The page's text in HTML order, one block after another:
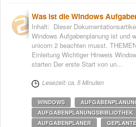
Was ist die Windows
Inhalt: Dieser
Windows Aufgabenplanung ist und
unicorn 2 beachten musst.
Einleitung Wichtiger Hinweis
starten Der erste Start von un...
Lesezeit: ca. 5 Minuten
WINDOWS
AUFGABENPLANUNGSBIBLIOTHEK
AUFGABENPLANER